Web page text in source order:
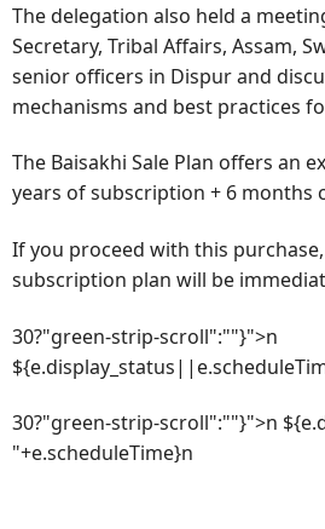
The delegation also held a
Secretary, Tribal Affairs, Assam,
senior officers in Dispur and
mechanisms and best practices
The Baisakhi Sale Plan offers an
years of subscription + 6 months
If you proceed with this
subscription plan will be
30?"green-strip-scroll":""}">n
30?"green-strip-scroll":""}">n
"+e.scheduleTime}n